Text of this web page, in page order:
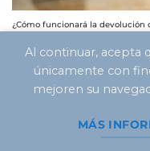
¿Cómo funcionará la devolución
Al continuar, acepta
únicamente con
mejoren su
MÁS